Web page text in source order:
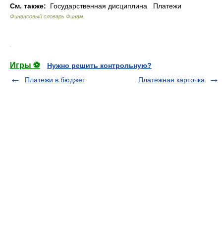
См. также: Государственная дисциплина Платежи
Финансовый словарь Финам
Игры ⚽
Нужно решить контрольную?
Платежи в бюджет
Платежная карточка